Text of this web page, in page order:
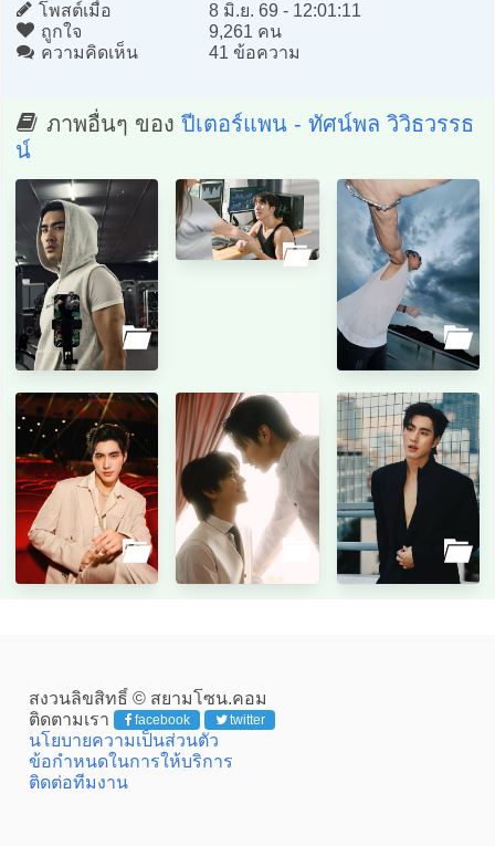
โพสต์เมื่อ
8 มิ.ย. 69 - 12:01:11
ถูกใจ
9,261 คน
ความคิดเห็น
41 ข้อความ
ภาพอื่นๆ ของ ปีเตอร์แพน - ทัศน์พล วิวิธวรรธ
น์
สงวนลิขสิทธิ์ © สยามโซน.คอม
ติดตามเรา
facebook twitter
นโยบายความเป็นส่วนตัว
ข้อกำหนดในการให้บริการ
ติดต่อทีมงาน